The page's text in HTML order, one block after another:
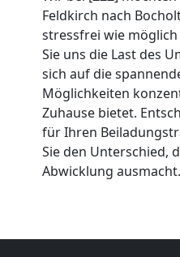
Feldkirch nach
stressfrei wie
Sie uns die Last des
sich auf die
Möglichkeiten
Zuhause bietet.
für Ihren
Sie den Unterschied,
Abwicklung ausmacht.
Mann
LKW